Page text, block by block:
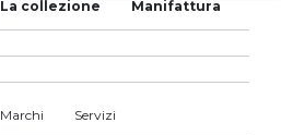
La collezione Manifattura
Marchi Servizi